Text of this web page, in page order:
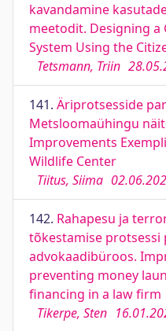
kavandamine
meetodit. Designing
System Using the
Tetsmann, Triin
141. Äriprotsesside
Metsloomaühingu
Improvements
Wildlife Center
Tiitus, Siima
142. Rahapesu ja
tõkestamise protsessi
advokaadibüroos.
preventing money
financing in a law firm
Tikerpe, Sten